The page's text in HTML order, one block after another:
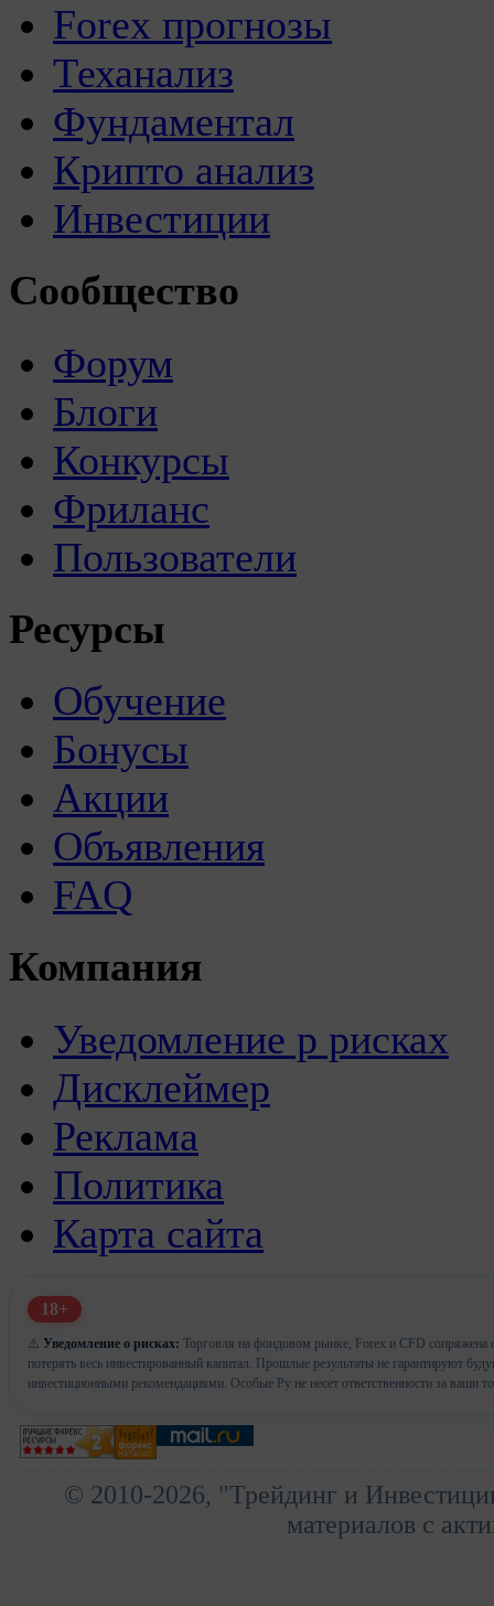
Forex прогнозы
Теханализ
Фундаментал
Крипто анализ
Инвестиции
Сообщество
Форум
Блоги
Конкурсы
Фриланс
Пользователи
Ресурсы
Обучение
Бонусы
Акции
Объявления
FAQ
Компания
Уведомление р рисках
Дисклеймер
Реклама
Политика
Карта сайта
18+
⚠️ Уведомление о рисках: Торговля на фондовом рынке, Forex и CFD сопряжена
потерять весь инвестированный капитал. Прошлые результаты не гарантируют
инвестиционными рекомендациями. Особые Ру не несет ответственности за ваши
© 2010-2026, "Трейдинг и
материалов с